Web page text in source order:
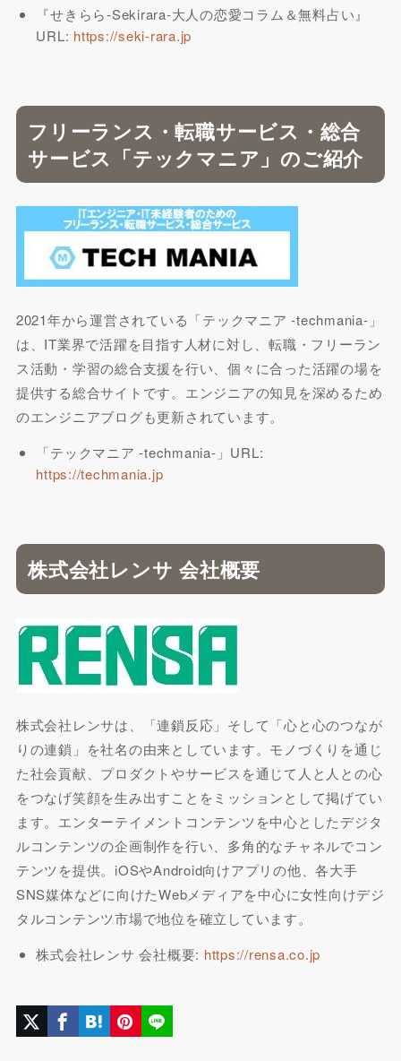
『せきらら-Sekirara-大人の恋愛コラム＆無料占い』
URL: https://seki-rara.jp
フリーランス・転職サービス・総合
サービス「テックマニア」のご紹介
2021年から運営されている「テックマニア -techmania-」
は、IT業界で活躍を目指す人材に対し、転職・フリーラン
ス活動・学習の総合支援を行い、個々に合った活躍の場を
提供する総合サイトです。エンジニアの知見を深めるため
のエンジニアブログも更新されています。
「テックマニア -techmania-」URL:
https://techmania.jp
株式会社レンサ 会社概要
株式会社レンサは、「連鎖反応」そして「心と心のつなが
りの連鎖」を社名の由来としています。モノづくりを通じ
た社会貢献、プロダクトやサービスを通じて人と人との心
をつなげ笑顔を生み出すことをミッションとして掲げてい
ます。エンターテイメントコンテンツを中心としたデジタ
ルコンテンツの企画制作を行い、多角的なチャネルでコン
テンツを提供。iOSやAndroid向けアプリの他、各大手
SNS媒体などに向けたWebメディアを中心に女性向けデジ
タルコンテンツ市場で地位を確立しています。
株式会社レンサ 会社概要: https://rensa.co.jp